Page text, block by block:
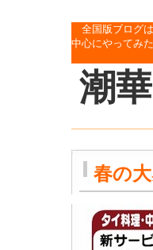
全国版ブログ
中心にやってみ
潮
春の